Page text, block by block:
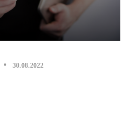
30.08.2022